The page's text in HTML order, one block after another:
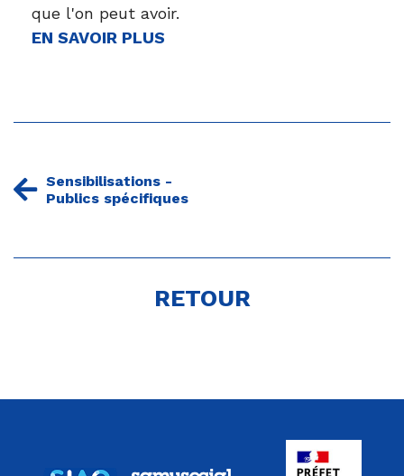
que l'on peut avoir.
EN SAVOIR PLUS
Sensibilisations -
Publics spécifiques
RETOUR